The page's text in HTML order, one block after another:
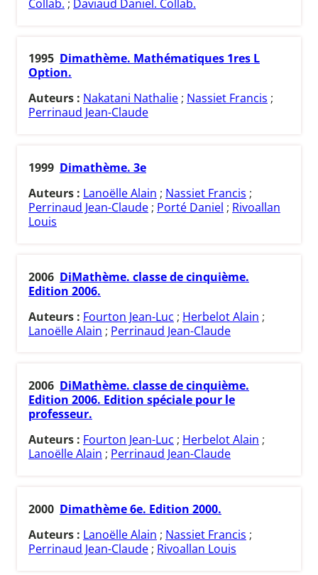
Collab. ; Daviaud Daniel. Collab.
1995 Dimathème. Mathématiques 1res L
Option.
Auteurs : Nakatani Nathalie ; Nassiet Francis ;
Perrinaud Jean-Claude
1999 Dimathème. 3e
Auteurs : Lanoëlle Alain ; Nassiet Francis ;
Perrinaud Jean-Claude ; Porté Daniel ; Rivoallan
Louis
2006 DiMathème. classe de cinquième.
Edition 2006.
Auteurs : Fourton Jean-Luc ; Herbelot Alain ;
Lanoëlle Alain ; Perrinaud Jean-Claude
2006 DiMathème. classe de cinquième.
Edition 2006. Edition spéciale pour le
professeur.
Auteurs : Fourton Jean-Luc ; Herbelot Alain ;
Lanoëlle Alain ; Perrinaud Jean-Claude
2000 Dimathème 6e. Edition 2000.
Auteurs : Lanoëlle Alain ; Nassiet Francis ;
Perrinaud Jean-Claude ; Rivoallan Louis